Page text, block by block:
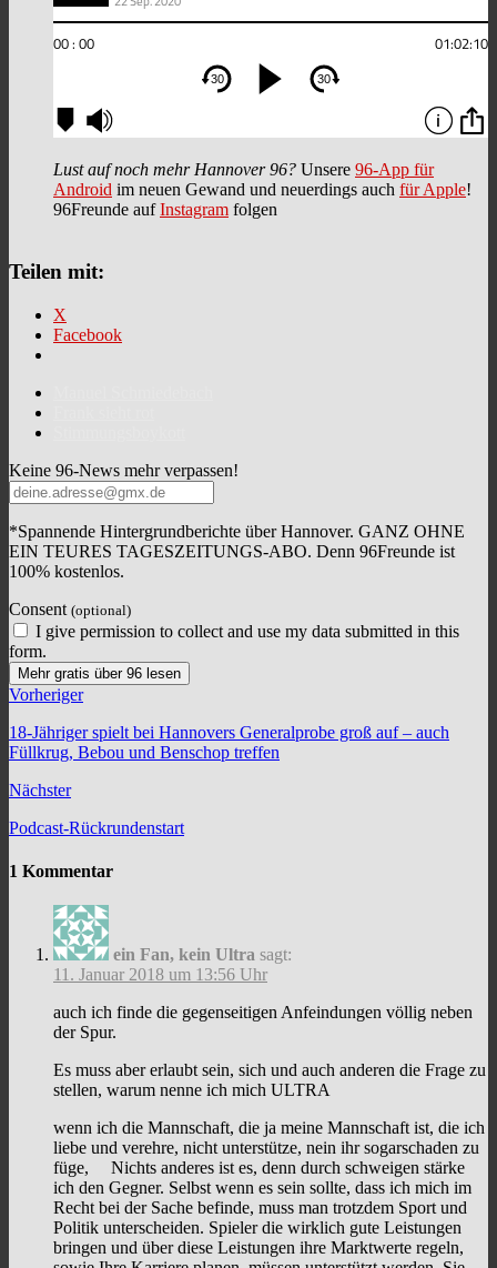
Lust auf noch mehr Hannover 96? Unsere 96-App für
Android im neuen Gewand und neuerdings auch für Apple!
96Freunde aufInstagram folgen
Teilen mit:
X
Facebook
Keine 96-News mehr verpassen!
*Spannende Hintergrundberichte über Hannover. GANZ OHNE
EIN TEURES TAGESZEITUNGS-ABO. Denn 96Freunde ist
100% kostenlos.
Consent (optional)
I give permission to collect and use my data submitted in this
form.
Mehr gratis über 96 lesen
Vorheriger
18-Jähriger spielt bei Hannovers Generalprobe groß auf – auch
Füllkrug, Bebou und Benschop treffen
Nächster
Podcast-Rückrundenstart
1 Kommentar
ein Fan, kein Ultra sagt:
11. Januar 2018 um 13:56 Uhr
auch ich finde die gegenseitigen Anfeindungen völlig neben
der Spur.
Es muss aber erlaubt sein, sich und auch anderen die Frage zu
stellen, warum nenne ich mich ULTRA
wenn ich die Mannschaft, die ja meine Mannschaft ist, die ich
liebe und verehre, nicht unterstütze, nein ihr sogarschaden zu
füge, Nichts anderes ist es, denn durch schweigen stärke
ich den Gegner. Selbst wenn es sein sollte, dass ich mich im
Recht bei der Sache befinde, muss man trotzdem Sport und
Politik unterscheiden. Spieler die wirklich gute Leistungen
bringen und über diese Leistungen ihre Marktwerte regeln,